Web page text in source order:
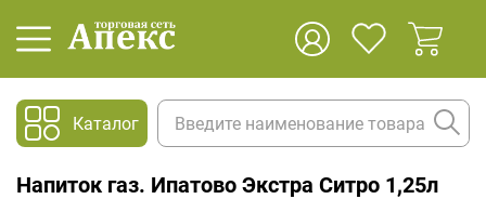
Каталог
Напиток газ. Ипатово Экстра Ситро 1,25л